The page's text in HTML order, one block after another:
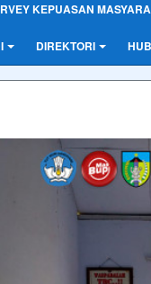
KEPUASAN
DIREKTORI